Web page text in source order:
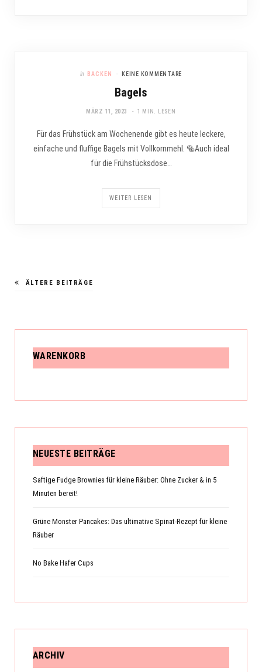
In BACKEN KEINE KOMMENTARE
Bagels
MÄRZ 11, 2023 1 MIN. LESEN
Für das Frühstück am Wochenende gibt es heute leckere,
einfache und fluffige Bagels mit Vollkornmehl. 🥯Auch ideal
für die Frühstücksdose…
WEITER LESEN
ÄLTERE BEITRÄGE
WARENKORB
NEUESTE BEITRÄGE
Saftige Fudge Brownies für kleine Räuber: Ohne Zucker & in 5
Minuten bereit!
Grüne Monster Pancakes: Das ultimative Spinat-Rezept für kleine
Räuber
No Bake Hafer Cups
ARCHIV